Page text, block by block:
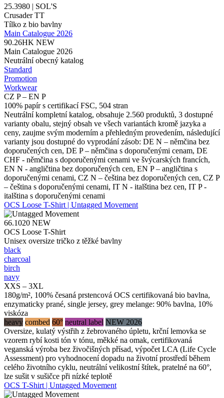
25.3980 | SOL'S
Crusader TT
Tílko z bio bavlny
Main Catalogue 2026
90.26HK NEW
Main Catalogue 2026
Neutrální obecný katalog
Standard
Promotion
Workwear
CZ P – EN P
100% papír s certifikací FSC, 504 stran
Neutrální kompletní katalog, obsahuje 2.560 produktů, 3 dostupné
varianty obalu, stejný obsah ve všech variantách kromě jazyka a
ceny, zaujme svým moderním a přehledným provedením, následující
varianty jsou dostupné do vyprodání zásob: DE N – němčina bez
doporučených cen, DE P – němčina s doporučenými cenam, DE
CHF - němčina s doporučenými cenami ve švýcarských francích,
EN N - angličtina bez doporučených cen, EN P – angličtina s
doporučenými cenami, CZ N – čeština bez doporučených cen, CZ P
– čeština s doporučenými cenami, IT N - italština bez cen, IT P -
italština s doporučenými cenami
OCS Loose T-Shirt | Untagged Movement
66.1020 NEW
OCS Loose T-Shirt
Unisex oversize tričko z těžké bavlny
black
charcoal
birch
navy
XXS – 3XL
180g/m², 100% česaná prstencová OCS certifikovaná bio bavlna,
enzymaticky prané, single jersey, grey melange: 90% bavlna, 10%
viskóza
heavy combed 60° neutral label NEW 2026
Oversize, kulatý výstřih z žebrovaného úpletu, krční lemovka se
vzorem rybí kosti tón v tónu, měkké na omak, certifikovaná
veganská výroba bez živočišných přísad, výpočet LCA (Life Cycle
Assessment) pro vyhodnocení dopadu na životní prostředí během
celého životního cyklu, neutrální velikostní štítek, pratelné na 60°,
lze sušit v sušičce při nízké teplotě
OCS T-Shirt | Untagged Movement